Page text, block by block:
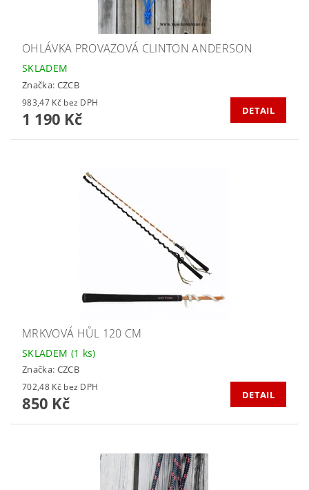
OHLÁVKA PROVAZOVÁ CLINTON ANDERSON
SKLADEM
Značka: CZCB
983,47 Kč bez DPH
1 190 Kč DETAIL
MRKVOVÁ HŮL 120 CM
SKLADEM (1 ks)
Značka: CZCB
702,48 Kč bez DPH
850 Kč DETAIL